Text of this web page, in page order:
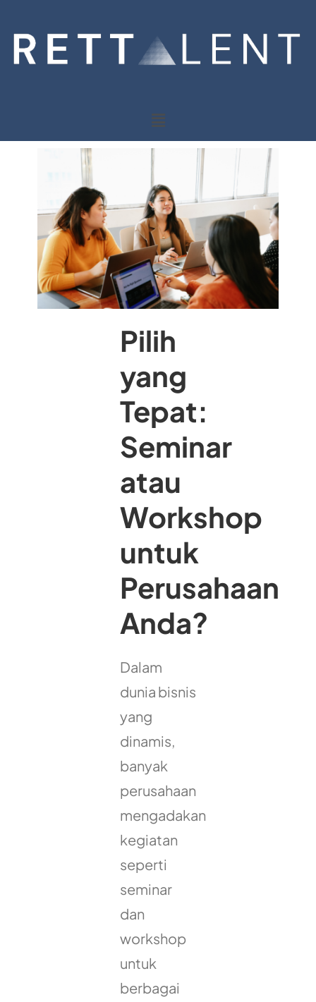
Pilih
yang
Tepat:
Seminar
atau
Workshop
untuk
Perusahaan
Anda?
Dalam
dunia bisnis
yang
dinamis,
banyak
perusahaan
mengadakan
kegiatan
seperti
seminar
dan
workshop
untuk
berbagai